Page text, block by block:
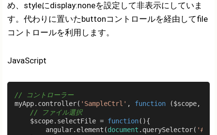
め、styleにdisplay:noneを設定して非表示にしていま
す。代わりに置いたbuttonコントロールを経由してfile
コントロールを利用します。
JavaScript
// コントローラー
myApp.controller( 'SampleCtrl' , function ($scope,
// ファイル選択
    $scope.selectFile =
function( ){
        angular.element(
document .querySelector(